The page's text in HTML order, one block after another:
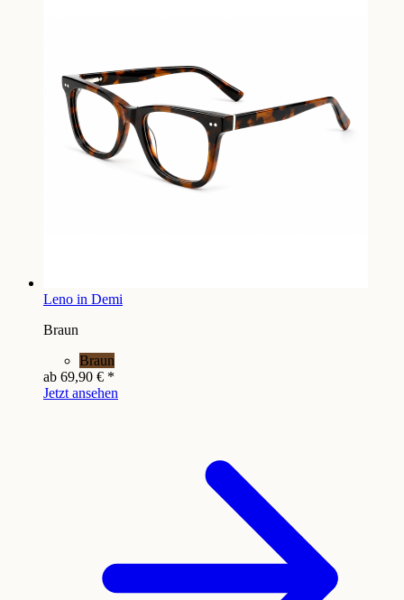
Leno in Demi
Braun
Braun
ab 69,90 € *
Jetzt ansehen